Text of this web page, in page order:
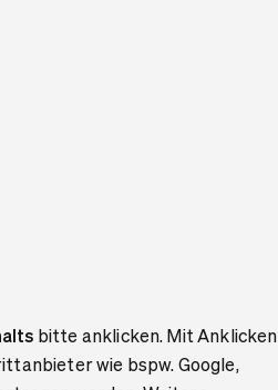
bitte anklicken. Mit Anklicken
wie bspw. Google,